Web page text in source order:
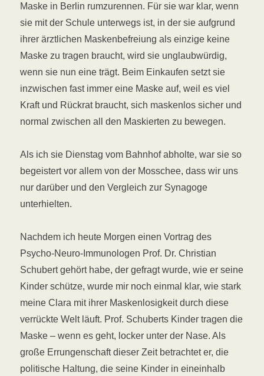
Maske in Berlin rumzurennen. Für sie war klar, wenn
sie mit der Schule unterwegs ist, in der sie aufgrund
ihrer ärztlichen Maskenbefreiung als einzige keine
Maske zu tragen braucht, wird sie unglaubwürdig,
wenn sie nun eine trägt. Beim Einkaufen setzt sie
inzwischen fast immer eine Maske auf, weil es viel
Kraft und Rückrat braucht, sich maskenlos sicher und
normal zwischen all den Maskierten zu bewegen.
Als ich sie Dienstag vom Bahnhof abholte, war sie so
begeistert vor allem von der Mosschee, dass wir uns
nur darüber und den Vergleich zur Synagoge
unterhielten.
Nachdem ich heute Morgen einen Vortrag des
Psycho-Neuro-Immunologen Prof. Dr. Christian
Schubert gehört habe, der gefragt wurde, wie er seine
Kinder schütze, wurde mir noch einmal klar, wie stark
meine Clara mit ihrer Maskenlosigkeit durch diese
verrückte Welt läuft. Prof. Schuberts Kinder tragen die
Maske – wenn es geht, locker unter der Nase. Als
große Errungenschaft dieser Zeit betrachtet er, die
politische Haltung, die seine Kinder in eineinhalb